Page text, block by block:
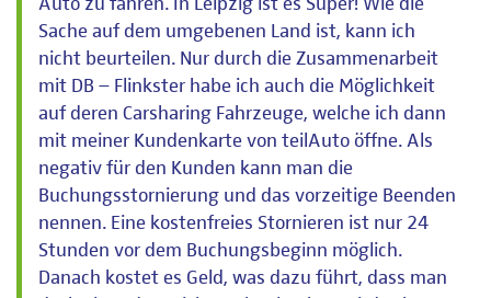
Auto zu fahren. In Leipzig ist es Super! Wie die
Sache auf dem umgebenen Land ist, kann ich
nicht beurteilen. Nur durch die Zusammenarbeit
mit DB – Flinkster habe ich auch die Möglichkeit
auf deren Carsharing Fahrzeuge, welche ich dann
mit meiner Kundenkarte von teilAuto öffne. Als
negativ für den Kunden kann man die
Buchungsstornierung und das vorzeitige Beenden
nennen. Eine kostenfreies Stornieren ist nur 24
Stunden vor dem Buchungsbeginn möglich.
Danach kostet es Geld, was dazu führt, dass man